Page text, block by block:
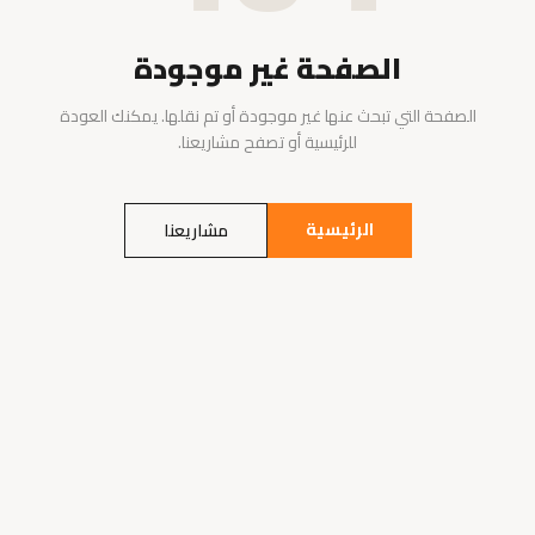
الصفحة غير موجودة
الصفحة التي تبحث عنها غير موجودة أو تم نقلها. يمكنك العودة
للرئيسية أو تصفح مشاريعنا.
الرئيسية مشاريعنا